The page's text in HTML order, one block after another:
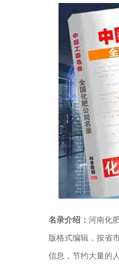
名录介绍： 河南化
版格式编辑，按省
信息，节约大量的